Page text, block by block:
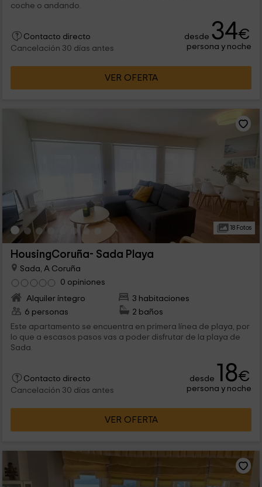
coche o andando.
Contacto directo
Cancelación 30 días antes
desde 34€
persona y noche
VER OFERTA
18 Fotos
HousingCoruña- Sada Playa
Sada, A Coruña
0 opiniones
Alquiler íntegro
3 habitaciones
6 personas
2 baños
Este apartamento se encuentra en primera línea de playa, por
lo que a escasos pasos vas a poder disfrutar de la playa de
Sada.
Contacto directo
Cancelación 30 días antes
desde 18€
persona y noche
VER OFERTA